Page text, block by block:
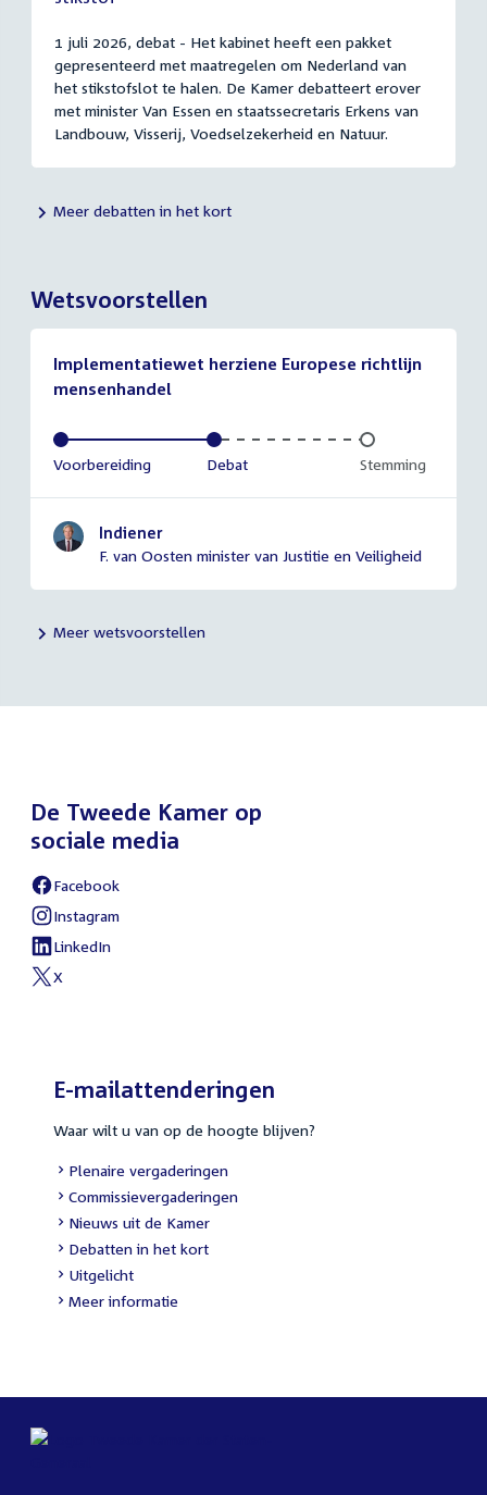
1 juli 2026, debat - Het kabinet heeft een pakket
gepresenteerd met maatregelen om Nederland van
het stikstofslot te halen. De Kamer debatteert erover
met minister Van Essen en staatssecretaris Erkens van
Landbouw, Visserij, Voedselzekerheid en Natuur.
Meer debatten in het kort
Wetsvoorstellen
Implementatiewet herziene Europese richtlijn
mensenhandel
Voltooid:
Voorbereiding Voltooid:
Debat Onvoltooid:
Stemming
Indiener
F. van Oosten minister van Justitie en Veiligheid
Meer wetsvoorstellen
De Tweede Kamer op
sociale media
Facebook
Instagram
LinkedIn
X
E-mailattenderingen
Waar wilt u van op de hoogte blijven?
Plenaire vergaderingen
Commissievergaderingen
Nieuws uit de Kamer
Debatten in het kort
Uitgelicht
Meer informatie